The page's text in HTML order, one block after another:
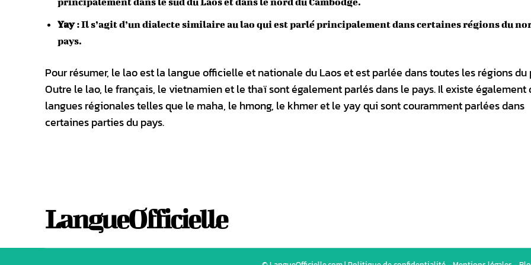
Yay: Il s’agit d’un dialecte similaire au lao qui est parlé principalement dans certaines régions du
pays.
Pour résumer, le lao est la langue officielle et nationale du Laos et est parlée dans toutes les régions du
Outre le lao, le français, le vietnamien et le thaï sont également parlés dans le pays. Il existe également
langues régionales telles que le maha, le hmong, le khmer et le yay qui sont couramment parlées dans
certaines parties du pays.
LangueOfficielle